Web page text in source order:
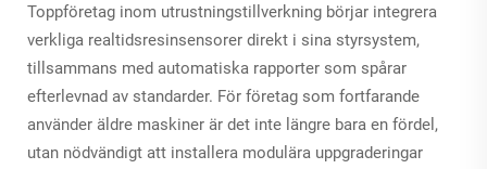
Toppföretag inom utrustningstillverkning börjar integrera
verkliga realtidsresinsensorer direkt i sina styrsystem,
tillsammans med automatiska rapporter som spårar
efterlevnad av standarder. För företag som fortfarande
använder äldre maskiner är det inte längre bara en fördel,
utan nödvändigt att installera modulära uppgraderingar